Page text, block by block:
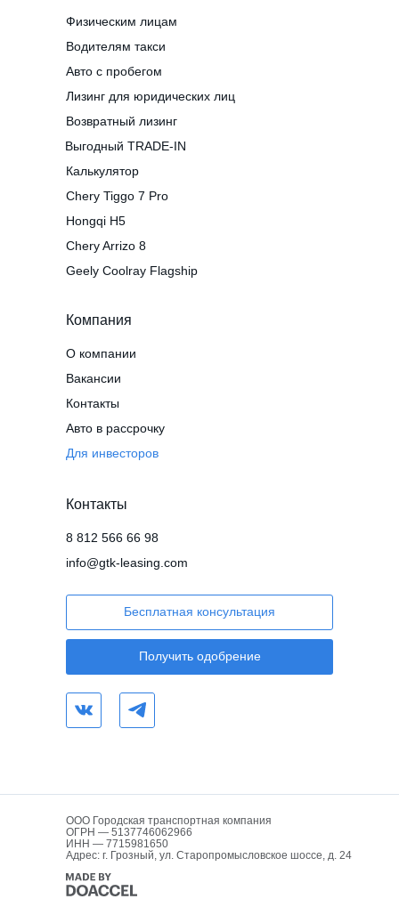
Компания
О компании
Вакансии
Контакты
Для инвесторов
Контакты
info@gtk-leasing.com
Бесплатная консультация
Водителям такси
Физическим лицам
Получить одобрение
Авто с пробегом
Авто в рассрочку
Geely Coolray Flagship
Лизинг для юридических лиц
Калькулятор
Chery Tiggo 7 Pro
Chery Arrizo 8
Hongqi H5
8 812 566 66 98
Возвратный лизинг
Выгодный TRADE-IN
ООО Городская транспортная компания
ОГРН — 5137746062966
ИНН — 7715981650
Адрес: г. Грозный, ул. Старопромысловское шоссе, д. 24